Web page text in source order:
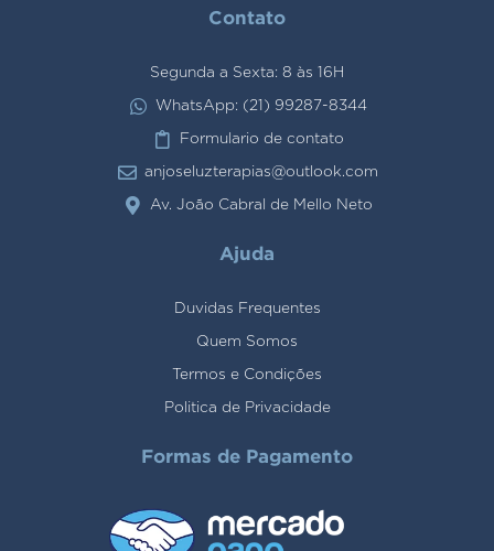
Contato
Segunda a Sexta: 8 às 16H
WhatsApp: (21) 99287-8344
Formulario de contato
anjoseluzterapias@outlook.com
Av. João Cabral de Mello Neto
Ajuda
Duvidas Frequentes
Quem Somos
Termos e Condições
Politica de Privacidade
Formas de Pagamento